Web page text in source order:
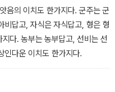
음의 이치도 한가지다. 군주는 군
비답고, 자식은 자식답고, 형은 형
다. 농부는 농부답고, 선비는 선
인다운 이치도 한가지다.